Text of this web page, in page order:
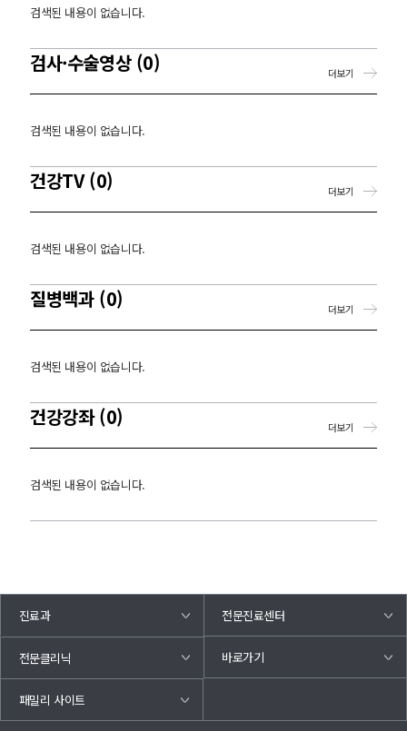
검색된 내용이 없습니다.
검사·수술영상 (0)
검색된 내용이 없습니다.
더보기
건강TV (0)
검색된 내용이 없습니다.
더보기
질병백과 (0)
검색된 내용이 없습니다.
더보기
건강강좌 (0)
검색된 내용이 없습니다.
더보기
진료과 전문진료센터
전문클리닉 바로가기
패밀리 사이트